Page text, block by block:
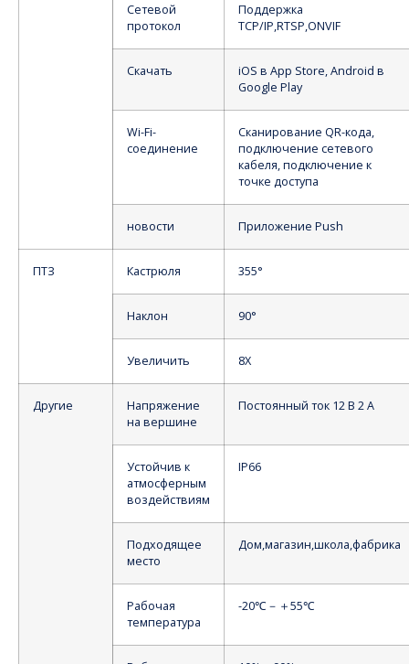
Сетевой
протокол
Поддержка
TCP/IP,RTSP,ONVIF
Скачать
iOS в App Store, Android в
Google Play
Wi-Fi-
соединение
Сканирование QR-кода,
подключение сетевого
кабеля, подключение к
точке доступа
новости Приложение Push
ПТЗ Кастрюля 355°
Наклон 90°
Увеличить 8X
Другие
Напряжение
на вершине
Постоянный ток 12 В 2 А
Устойчив к
атмосферным
воздействиям
IP66
Подходящее
место
Дом,магазин,школа,фабрика
Рабочая
температура
-20℃－＋55℃